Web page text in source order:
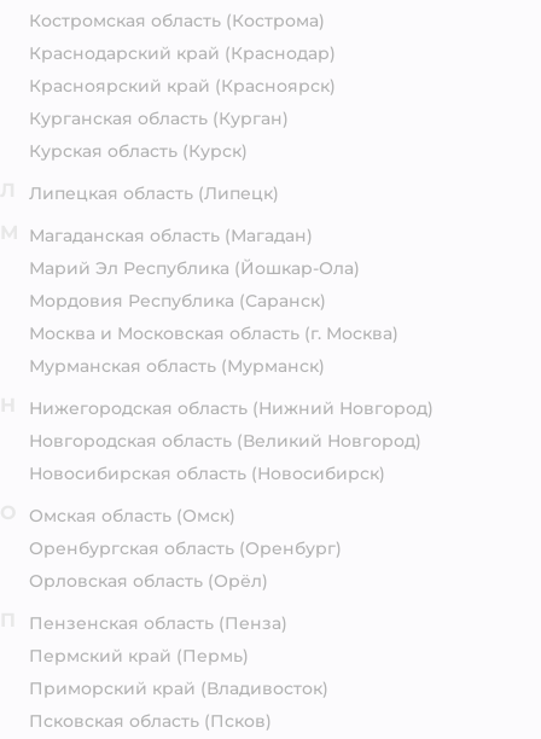
Костромская область (Кострома)
Краснодарский край (Краснодар)
Красноярский край (Красноярск)
Курганская область (Курган)
Курская область (Курск)
Липецкая область (Липецк)
Магаданская область (Магадан)
Марий Эл Республика (Йошкар-Ола)
Мордовия Республика (Саранск)
Москва и Московская область (г. Москва)
Мурманская область (Мурманск)
Нижегородская область (Нижний Новгород)
Новгородская область (Великий Новгород)
Новосибирская область (Новосибирск)
Омская область (Омск)
Оренбургская область (Оренбург)
Орловская область (Орёл)
Пензенская область (Пенза)
Пермский край (Пермь)
Приморский край (Владивосток)
Псковская область (Псков)